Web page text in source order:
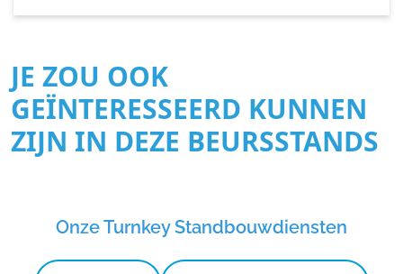
JE ZOU OOK
GEÏNTERESSEERD KUNNEN
ZIJN IN DEZE BEURSSTANDS
Onze Turnkey Standbouwdiensten